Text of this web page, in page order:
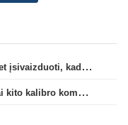
M. Capanas: „Prieš pusmetį negalėjau net įsivaizduoti, kad žaisime prieš „Hajduk“
A. Skerla prieš dvikovą su „Hajduk“: „Tai kito kalibro komanda“